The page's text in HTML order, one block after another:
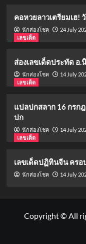
คอหวยลาวเตรียมเฮ!
นักส่องโชค
24 July
เลขเด็ด
ส่องเลขเด็ดประทัด อ
นักส่องโชค
14 July
เลขเด็ด
แปลปกสลาก 16 กรก
ปก
นักส่องโชค
14 July
เลขเด็ด
เลขเด็ดปฏิทินจีน ครอ
นักส่องโชค 14 July
Copyright © All